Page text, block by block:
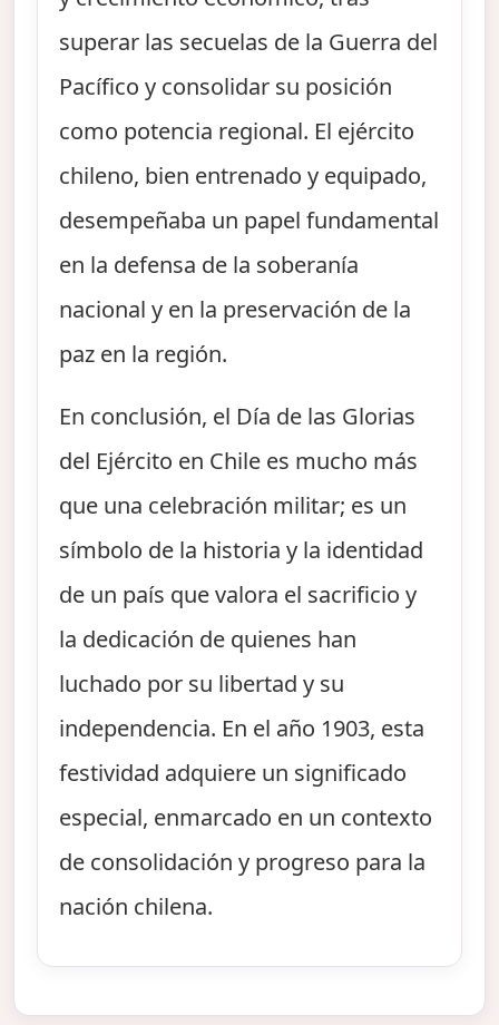
superar las secuelas de la Guerra del
Pacífico y consolidar su posición
como potencia regional. El ejército
chileno, bien entrenado y equipado,
desempeñaba un papel fundamental
en la defensa de la soberanía
nacional y en la preservación de la
paz en la región.
En conclusión, el Día de las Glorias
del Ejército en Chile es mucho más
que una celebración militar; es un
símbolo de la historia y la identidad
de un país que valora el sacrificio y
la dedicación de quienes han
luchado por su libertad y su
independencia. En el año 1903, esta
festividad adquiere un significado
especial, enmarcado en un contexto
de consolidación y progreso para la
nación chilena.